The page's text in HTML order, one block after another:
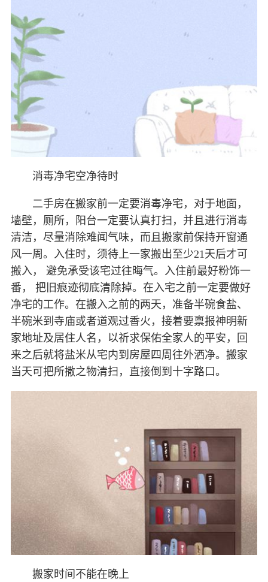
消毒净宅空净待时
二手房在搬家前一定要消毒净宅，对于地面，
墙壁，厕所，阳台一定要认真打扫，并且进行消毒
清洁，尽量消除难闻气味，而且搬家前保持开窗通
风一周。入住时，须待上一家搬出至少21天后才可
搬入， 避免承受该宅过往晦气。入住前最好粉饰一
番， 把旧痕迹彻底清除掉。在入宅之前一定要做好
净宅的工作。在搬入之前的两天，准备半碗食盐、
半碗米到寺庙或者道观过香火，接着要禀报神明新
家地址及居住人名，以祈求保佑全家人的平安，回
来之后就将盐米从宅内到房屋四周往外洒净。搬家
当天可把所撒之物清扫，直接倒到十字路口。
搬家时间不能在晚上